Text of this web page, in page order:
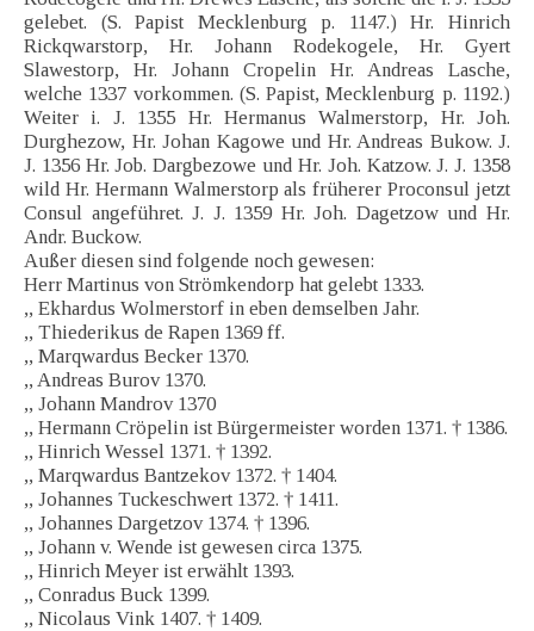
gelebet. (S. Papist Mecklenburg p. 1147.) Hr. Hinrich
Rickqwarstorp, Hr. Johann Rodekogele, Hr. Gyert
Slawestorp, Hr. Johann Cropelin Hr. Andreas Lasche,
welche 1337 vorkommen. (S. Papist, Mecklenburg p. 1192.)
Weiter i. J. 1355 Hr. Hermanus Walmerstorp, Hr. Joh.
Durghezow, Hr. Johan Kagowe und Hr. Andreas Bukow. J.
J. 1356 Hr. Job. Dargbezowe und Hr. Joh. Katzow. J. J. 1358
wild Hr. Hermann Walmerstorp als früherer Proconsul jetzt
Consul angeführet. J. J. 1359 Hr. Joh. Dagetzow und Hr.
Andr. Buckow.
Außer diesen sind folgende noch gewesen:
Herr Martinus von Strömkendorp hat gelebt 1333.
,, Ekhardus Wolmerstorf in eben demselben Jahr.
,, Thiederikus de Rapen 1369 ff.
,, Marqwardus Becker 1370.
,, Andreas Burov 1370.
,, Johann Mandrov 1370
,, Hermann Cröpelin ist Bürgermeister worden 1371. † 1386.
,, Hinrich Wessel 1371. † 1392.
,, Marqwardus Bantzekov 1372. † 1404.
,, Johannes Tuckeschwert 1372. † 1411.
,, Johannes Dargetzov 1374. † 1396.
,, Johann v. Wende ist gewesen circa 1375.
,, Hinrich Meyer ist erwählt 1393.
,, Conradus Buck 1399.
,, Nicolaus Vink 1407. † 1409.